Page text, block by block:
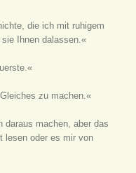
die ich mit ruhigem
Ihnen dalassen.«
zu machen.«
daraus machen, aber das
lesen oder es mir von